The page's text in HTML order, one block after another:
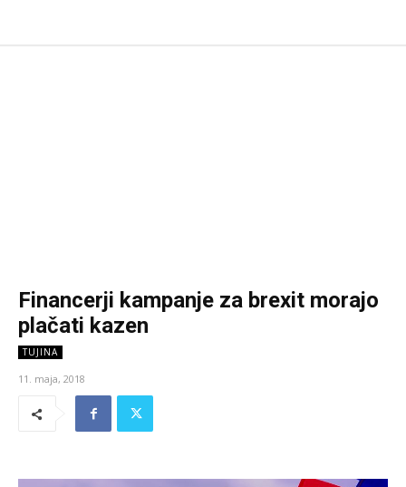
Financerji kampanje za brexit morajo
plačati kazen
TUJINA
11. maja, 2018